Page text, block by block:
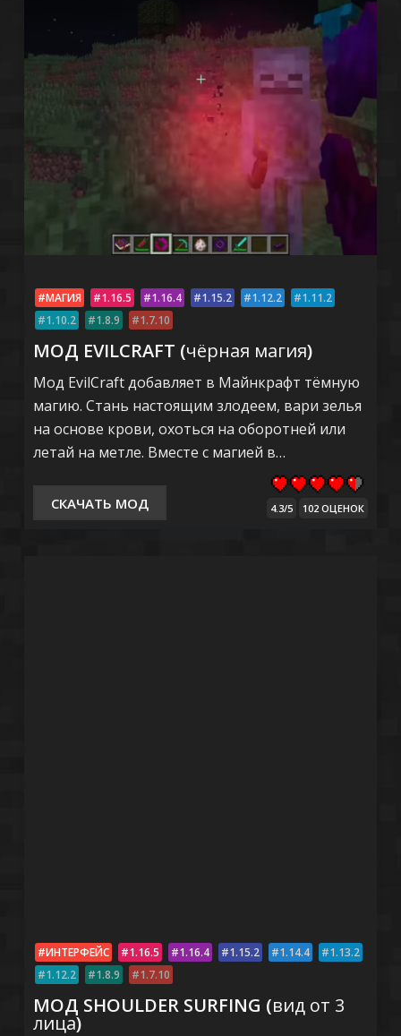
МАГИЯ 1.16.5 1.16.4 1.15.2 1.12.2
1.11.2
1.10.2
1.8.9 1.7.10
МОД EVILCRAFT (чёрная магия)
Мод EvilCraft добавляет в Майнкрафт тёмную
магию. Стань настоящим злодеем, вари зелья
на основе крови, охоться на оборотней или
летай на метле. Вместе с магией в…
4.3/5 102 ОЦЕНОК
СКАЧАТЬ МОД
ИНТЕРФЕЙС 1.16.5 1.16.4 1.15.2 1.14.4
1.13.2
1.12.2
1.8.9 1.7.10
МОД SHOULDER SURFING (вид от 3
лица)